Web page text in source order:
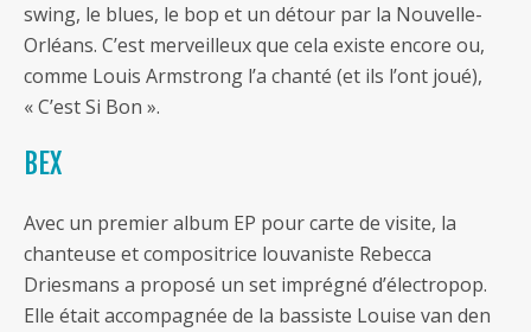
swing, le blues, le bop et un détour par la Nouvelle-
Orléans. C’est merveilleux que cela existe encore ou,
comme Louis Armstrong l’a chanté (et ils l’ont joué),
« C’est Si Bon ».
BEX
Avec un premier album EP pour carte de visite, la
chanteuse et compositrice louvaniste Rebecca
Driesmans a proposé un set imprégné d’électropop.
Elle était accompagnée de la bassiste Louise van den